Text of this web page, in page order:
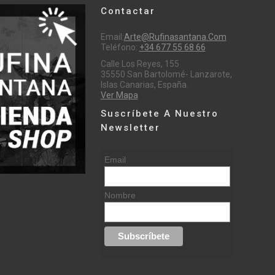
Contactar
Email:Arte@rufinasantana.com
Teléfono: +34 677 55 68 66
Calle Los Reyes, 155
35550 San Bartolomé- Lanzarote,
Islas Canarias, España.
Ver Mapa
Suscríbete A Nuestro
Newsletter
Email
Nombre